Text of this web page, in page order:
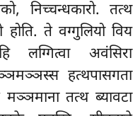
निच्चन्धकारो. तत्थ
होति. ते वग्गुलियो विय
लग्गित्वा अवंसिरा
हत्थपासगता
तत्थ ब्यावटा